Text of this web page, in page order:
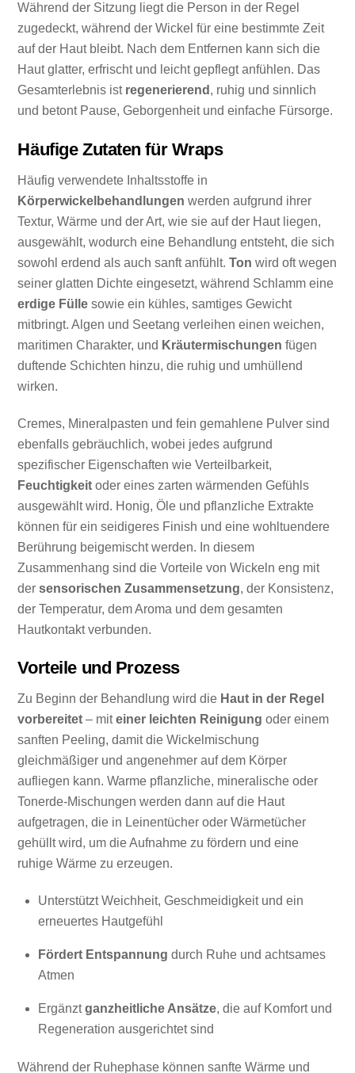
Während der Sitzung liegt die Person in der Regel
zugedeckt, während der Wickel für eine bestimmte Zeit
auf der Haut bleibt. Nach dem Entfernen kann sich die
Haut glatter, erfrischt und leicht gepflegt anfühlen. Das
Gesamterlebnis ist regenerierend , ruhig und sinnlich
und betont Pause, Geborgenheit und einfache Fürsorge.
Häufige Zutaten für Wraps
Häufig verwendete Inhaltsstoffe in
Körperwickelbehandlungen werden aufgrund ihrer
Textur, Wärme und der Art, wie sie auf der Haut liegen,
ausgewählt, wodurch eine Behandlung entsteht, die sich
sowohl erdend als auch sanft anfühlt.Ton wird oft wegen
seiner glatten Dichte eingesetzt, während Schlamm eine
erdige Fülle sowie ein kühles, samtiges Gewicht
mitbringt. Algen und Seetang verleihen einen weichen,
maritimen Charakter, und Kräutermischungen fügen
duftende Schichten hinzu, die ruhig und umhüllend
wirken.
Cremes, Mineralpasten und fein gemahlene Pulver sind
ebenfalls gebräuchlich, wobei jedes aufgrund
spezifischer Eigenschaften wie Verteilbarkeit,
Feuchtigkeit oder eines zarten wärmenden Gefühls
ausgewählt wird. Honig, Öle und pflanzliche Extrakte
können für ein seidigeres Finish und eine wohltuendere
Berührung beigemischt werden. In diesem
Zusammenhang sind die Vorteile von Wickeln eng mit
dersensorischen Zusammensetzung, der Konsistenz,
der Temperatur, dem Aroma und dem gesamten
Hautkontakt verbunden.
Vorteile und Prozess
Zu Beginn der Behandlung wird die Haut in der Regel
vorbereitet – miteiner leichten Reinigung oder einem
sanften Peeling, damit die Wickelmischung
gleichmäßiger und angenehmer auf dem Körper
aufliegen kann. Warme pflanzliche, mineralische oder
Tonerde-Mischungen werden dann auf die Haut
aufgetragen, die in Leinentücher oder Wärmetücher
gehüllt wird, um die Aufnahme zu fördern und eine
ruhige Wärme zu erzeugen.
Unterstützt Weichheit, Geschmeidigkeit und ein
erneuertes Hautgefühl
Fördert Entspannung durch Ruhe und achtsames
Atmen
Ergänztganzheitliche Ansätze, die auf Komfort und
Regeneration ausgerichtet sind
Während der Ruhephase können sanfte Wärme und